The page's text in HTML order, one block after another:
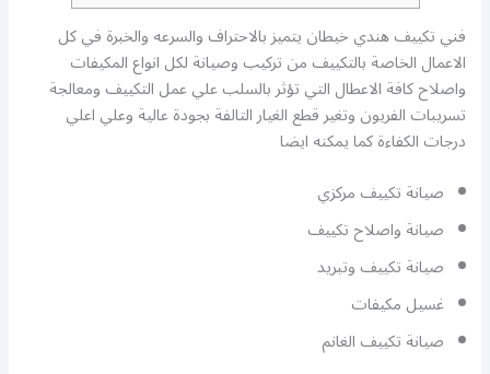
فني تكييف هندي خيطان يتميز بالاحتراف والسرعه والخبرة في كل
الاعمال الخاصة بالتكييف من تركيب وصيانة لكل انواع المكيفات
واصلاح كافة الاعطال التي تؤثر بالسلب علي عمل التكييف ومعالجة
تسريبات الفريون وتغير قطع الغيار التالفة بجودة عالية وعلي اعلي
درجات الكفاءة كما يمكنه ايضا
صيانة تكييف مركزي
صيانة واصلاح تكييف
صيانة تكييف وتبريد
غسيل مكيفات
صيانة تكييف الغانم